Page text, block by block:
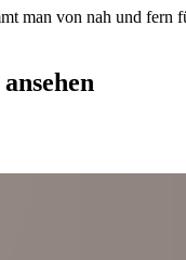
man von nah und